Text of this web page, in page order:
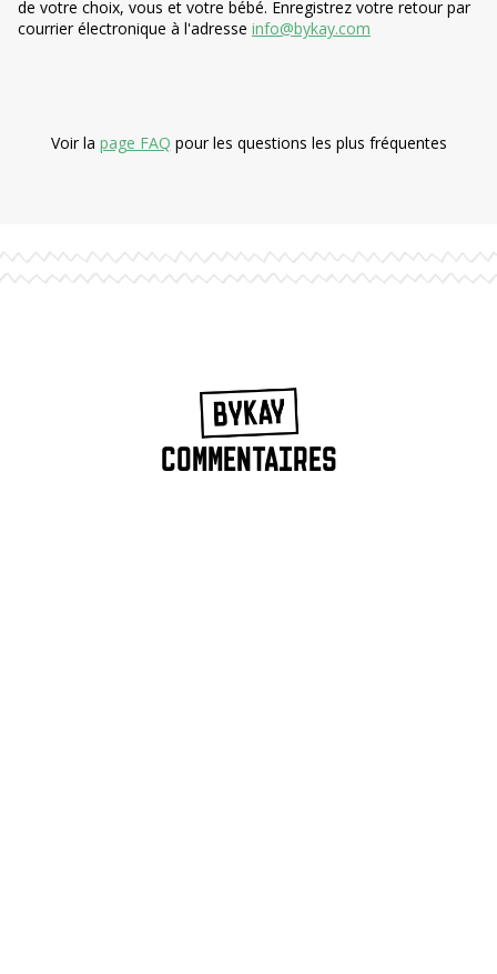
de votre choix, vous et votre bébé. Enregistrez votre retour par
courrier électronique à l'adresse info@bykay.com
Voir la page FAQ pour les questions les plus fréquentes
COMMENTAIRES